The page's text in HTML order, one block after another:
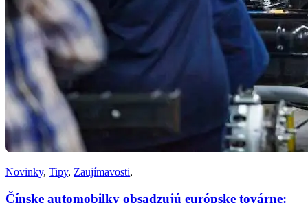
Novinky, Tipy, Zaujímavosti,
Čínske automobilky obsadzujú európske továrne: